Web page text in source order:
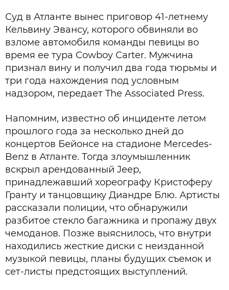
Суд в Атланте вынес приговор 41-летнему
Кельвину Эвансу, которого обвиняли во
взломе автомобиля команды певицы во
время ее тура Cowboy Carter. Мужчина
признал вину и получил два года тюрьмы и
три года нахождения под условным
надзором, передает The Associated Press.
Напомним, известно об инциденте летом
прошлого года за несколько дней до
концертов Бейонсе на стадионе Mercedes-
Benz в Атланте. Тогда злоумышленник
вскрыл арендованный Jeep,
принадлежавший хореографу Кристоферу
Гранту и танцовщику Диандре Блю. Артисты
рассказали полиции, что обнаружили
разбитое стекло багажника и пропажу двух
чемоданов. Позже выяснилось, что внутри
находились жесткие диски с неизданной
музыкой певицы, планы будущих съемок и
сет-листы предстоящих выступлений.